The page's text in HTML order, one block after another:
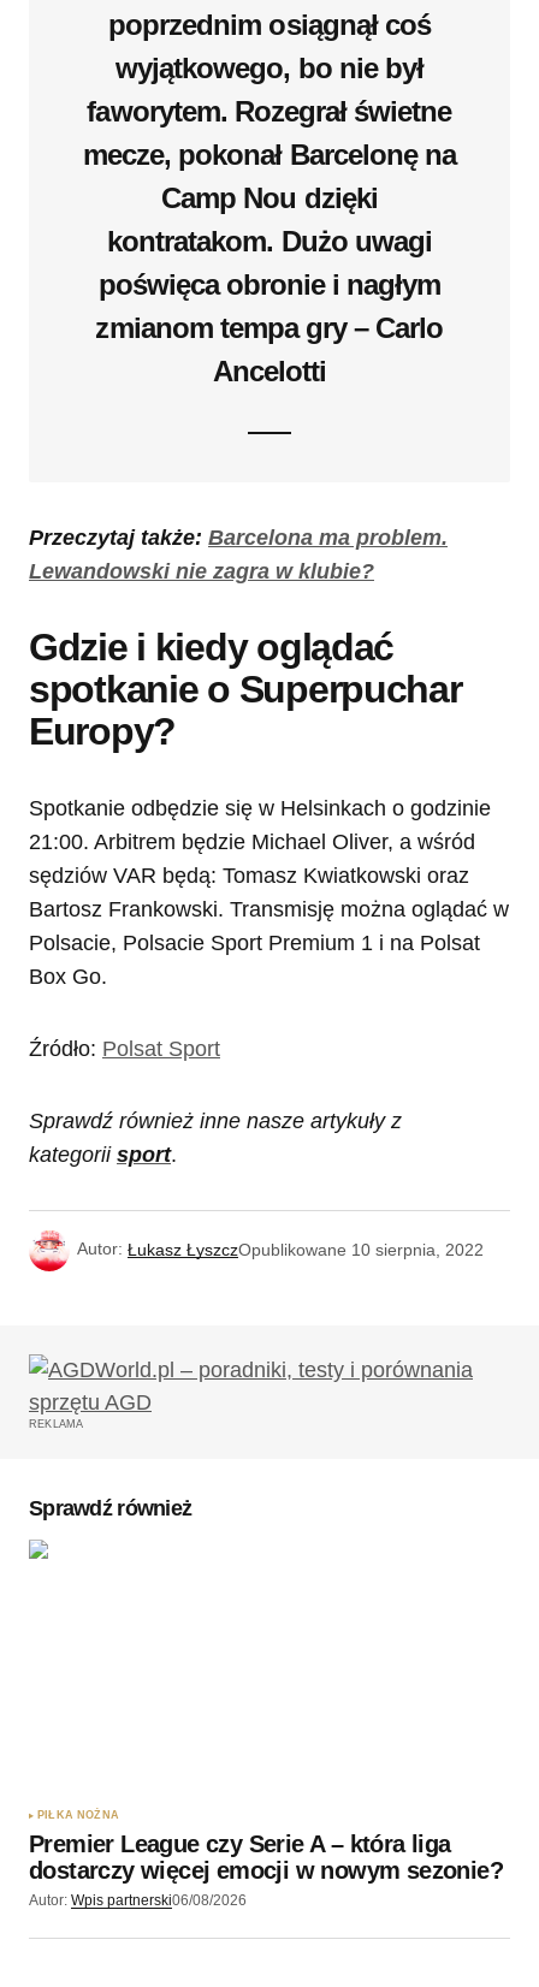
poprzednim osiągnął coś
wyjątkowego, bo nie był
faworytem. Rozegrał świetne
mecze, pokonał Barcelonę na
Camp Nou dzięki
kontratakom. Dużo uwagi
poświęca obronie i nagłym
zmianom tempa gry– Carlo
Ancelotti
Przeczytaj także: Barcelona ma problem.
Lewandowski nie zagra w klubie?
Gdzie i kiedy oglądać
spotkanie o Superpuchar
Europy?
Spotkanie odbędzie się w Helsinkach o godzinie
21:00. Arbitrem będzie Michael Oliver, a wśród
sędziów VAR będą: Tomasz Kwiatkowski oraz
Bartosz Frankowski. Transmisję można oglądać w
Polsacie, Polsacie Sport Premium 1 i na Polsat
Box Go.
Źródło: Polsat Sport
Sprawdź również inne nasze artykuły z
kategorii sport.
Autor: Łukasz ŁyszczOpublikowane 10 sierpnia, 2022
REKLAMA
Sprawdź również
PIŁKA NOŻNA
Premier League czy Serie A – która liga
dostarczy więcej emocji w nowym sezonie?
Autor: Wpis partnerski06/08/2026